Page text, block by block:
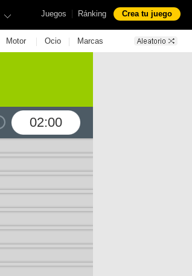
Juegos | Ránking Crea tu juego
Motor | Ocio | Marcas
02:00